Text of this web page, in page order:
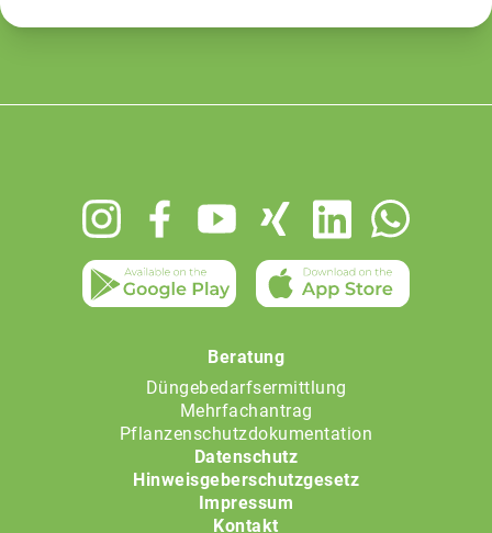
Beratung
Düngebedarfsermittlung
Mehrfachantrag
Pflanzenschutzdokumentation
Datenschutz
Hinweisgeberschutzgesetz
Impressum
Kontakt